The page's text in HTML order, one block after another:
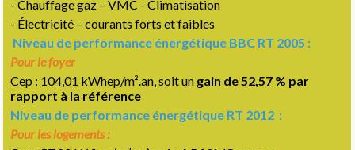
- Chauffage gaz – VMC - Climatisation
- Électricité – courants forts et faibles
Niveau de performance énergétique BBC RT 2005 :
Pour le foyer
Cep : 104,01 kWhep/m².an, soit un gain de 52,57 % par
rapport à la référence
Niveau de performance énergétique RT 2012 :
Pour les logements :